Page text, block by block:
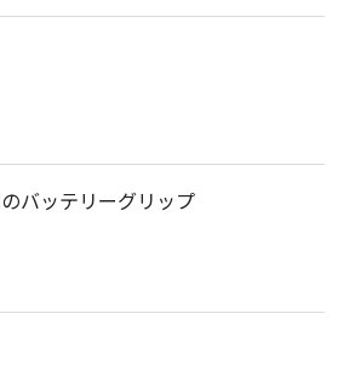
バッテリーグリップ